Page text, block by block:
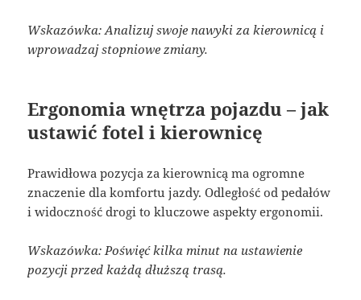
Wskazówka: Analizuj swoje nawyki za kierownicą i
wprowadzaj stopniowe zmiany.
Ergonomia wnętrza pojazdu – jak
ustawić fotel i kierownicę
Prawidłowa pozycja za kierownicą ma ogromne
znaczenie dla komfortu jazdy. Odległość od pedałów
i widoczność drogi to kluczowe aspekty ergonomii.
Wskazówka: Poświęć kilka minut na ustawienie
pozycji przed każdą dłuższą trasą.